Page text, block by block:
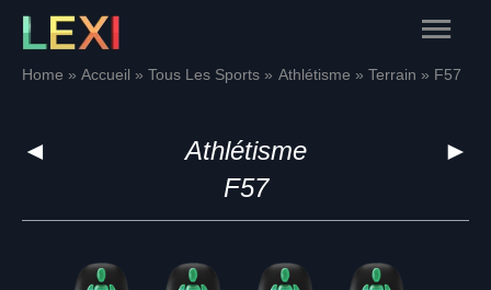
Skip
content
Main
Menu
Home Accueil Tous Les Sports Athlétisme Terrain F57
◄ ►
Athlétisme
F57